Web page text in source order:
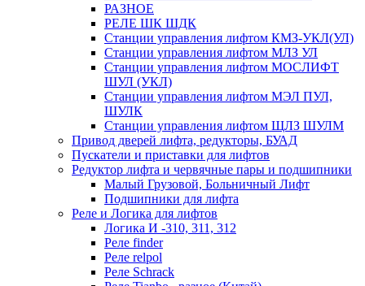
РАЗНОЕ
РЕЛЕ ШК ШДК
Станции управления лифтом КМЗ-УКЛ(УЛ)
Станции управления лифтом МЛЗ УЛ
Станции управления лифтом МОСЛИФТ
ШУЛ (УКЛ)
Станции управления лифтом МЭЛ ПУЛ,
ШУЛК
Станции управления лифтом ЩЛЗ ШУЛМ
Привод дверей лифта, редукторы, БУАД
Пускатели и приставки для лифтов
Редуктор лифта и червячные пары и подшипники
Малый Грузовой, Больничный Лифт
Подшипники для лифта
Реле и Логика для лифтов
Логика И -310, 311, 312
Реле findеr
Реле relpol
Реле Schrack